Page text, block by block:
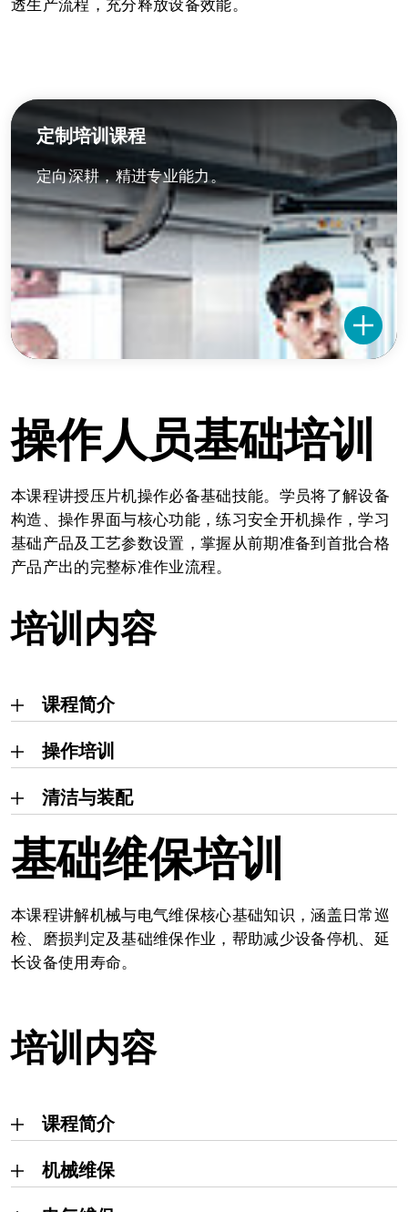
透生产流程，充分释放设备效能。
定制培训课程
定向深耕，精进专业能力。
操作人员基础培训
本课程讲授压片机操作必备基础技能。学员将了解设备
构造、操作界面与核心功能，练习安全开机操作，学习
基础产品及工艺参数设置，掌握从前期准备到首批合格
产品产出的完整标准作业流程。
培训内容
课程简介
操作培训
清洁与装配
基础维保培训
本课程讲解机械与电气维保核心基础知识，涵盖日常巡
检、磨损判定及基础维保作业，帮助减少设备停机、延
长设备使用寿命。
培训内容
课程简介
机械维保